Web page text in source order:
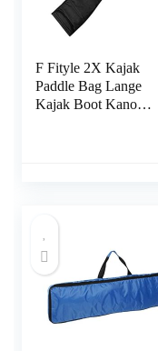
F Fityle 2X Kajak
Paddle Bag Lange
Kajak Boot Kano